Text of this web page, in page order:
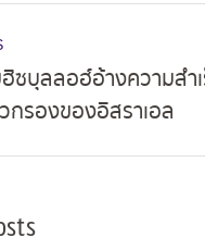
ซบุลลอฮ์อ้างความสำ
กรองของอิสราเอล